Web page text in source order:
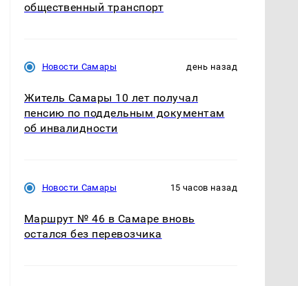
было с 1945: чего
ажиотаж из-за этого
общественный транспорт
Новости Самары день назад
Житель Самары 10 лет получал
пенсию по поддельным документам
об инвалидности
Новости Самары 15 часов назад
Маршрут № 46 в Самаре вновь
остался без перевозчика